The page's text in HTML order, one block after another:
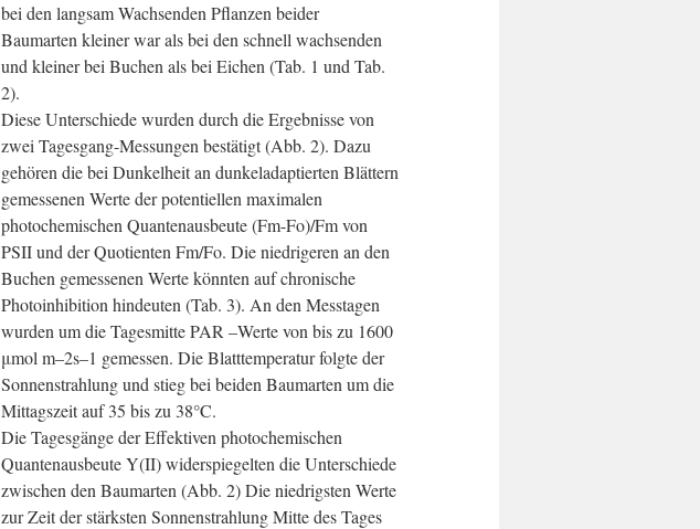
bei den langsam Wachsenden Pflanzen beider
Baumarten kleiner war als bei den schnell wachsenden
und kleiner bei Buchen als bei Eichen (Tab. 1 und Tab.
2).
Diese Unterschiede wurden durch die Ergebnisse von
zwei Tagesgang-Messungen bestätigt (Abb. 2). Dazu
gehören die bei Dunkelheit an dunkeladaptierten Blättern
gemessenen Werte der potentiellen maximalen
photochemischen Quantenausbeute (Fm-Fo)/Fm von
PSII und der Quotienten Fm/Fo. Die niedrigeren an den
Buchen gemessenen Werte könnten auf chronische
Photoinhibition hindeuten (Tab. 3). An den Messtagen
wurden um die Tagesmitte PAR –Werte von bis zu 1600
μmol m–2s–1 gemessen. Die Blatttemperatur folgte der
Sonnenstrahlung und stieg bei beiden Baumarten um die
Mittagszeit auf 35 bis zu 38°C.
Die Tagesgänge der Effektiven photochemischen
Quantenausbeute Y(II) widerspiegelten die Unterschiede
zwischen den Baumarten (Abb. 2) Die niedrigsten Werte
zur Zeit der stärksten Sonnenstrahlung Mitte des Tages